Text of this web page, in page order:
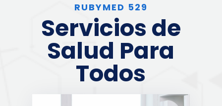
RUBYMED 529
Servicios de
Salud Para
Todos